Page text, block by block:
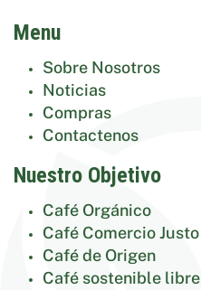
Menu
Sobre Nosotros
Noticias
Compras
Contactenos
Nuestro Objetivo
Café Orgánico
Café Comercio Justo
Café de Origen
Café sostenible libre